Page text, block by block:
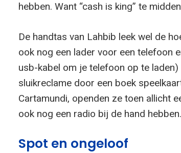
hebben. Want “cash is king” te
De handtas van Lahbib leek wel de
ook nog een lader voor een telefoon
usb-kabel om je telefoon op te
sluikreclame door een boek
Cartamundi, openden ze toen allicht
ook nog een radio bij de hand hebben.
Spot en ongeloof